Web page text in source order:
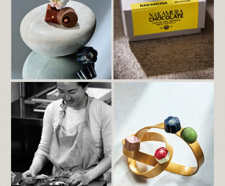
2024.12.28
【2025バレンタイン期間限定出店のお知ら
せ】
日頃よりNakamura Chocolateをご愛顧頂き
誠にありがとうございます。
2025バレンタイン催事の出店店舗・会期情
報をお知らせいたします。
是非、お立ち寄りください。
2024.12.28
【岡本本店 年末年始営業のお知らせ】
いつもご利用いただき誠にありがとうござい
ます。
岡本本店は12/30（月）は臨時営業、
12/31（火）は通常営業いたします。
1/1（水）～1/2（木）は休業とさせていただ
き、年始は1/3（金）より通常営業となりま
す。
また、13日（月・祝）は臨時営業いたしま
す。
皆様のお越しをスタッフ一同、心よりお待ち
しております。